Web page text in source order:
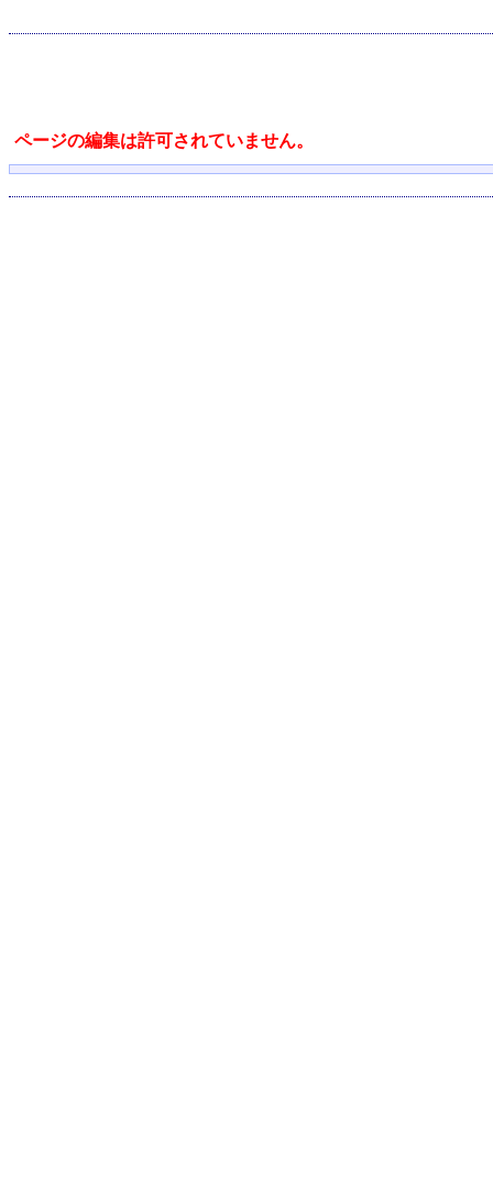
ページの編集は許可されていません。